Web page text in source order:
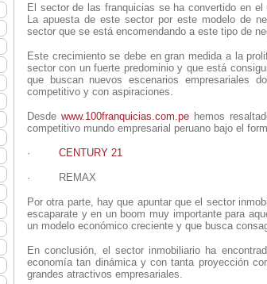
El sector de las franquicias se ha convertido en
La apuesta de este sector por este modelo de
sector que se está encomendando a este tipo de
Este crecimiento se debe en gran medida a la
sector con un fuerte predominio y que está
que buscan nuevos escenarios empresariales
competitivo y con aspiraciones.
Desdewww.100franquicias.com.pe hemos
competitivo mundo empresarial peruano bajo el
· CENTURY 21
· REMAX
Por otra parte, hay que apuntar que el sector
escaparate y en un boom muy importante para
un modelo económico creciente y que busca
En conclusión, el sector inmobiliario ha
economía tan dinámica y con tanta proyección
grandes atractivos empresariales.